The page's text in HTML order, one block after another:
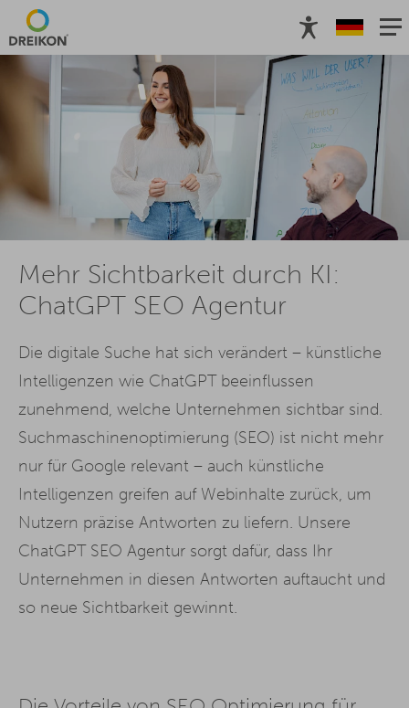
Mehr Sichtbarkeit durch KI:
ChatGPT SEO Agentur
Die digitale Suche hat sich verändert – künstliche
Intelligenzen wie ChatGPT beeinflussen
zunehmend, welche Unternehmen sichtbar sind.
Suchmaschinenoptimierung (SEO) ist nicht mehr
nur für Google relevant – auch künstliche
Intelligenzen greifen auf Webinhalte zurück, um
Nutzern präzise Antworten zu liefern. Unsere
ChatGPT SEO Agentur sorgt dafür, dass Ihr
Unternehmen in diesen Antworten auftaucht und
so neue Sichtbarkeit gewinnt.